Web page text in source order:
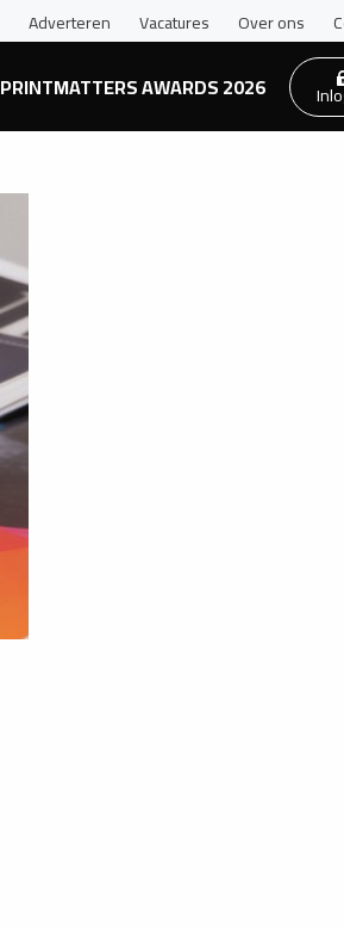
Adverteren Vacatures Over ons
PRINTMATTERS AWARDS 2026